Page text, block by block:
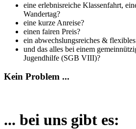
eine erlebnisreiche Klassenfahrt,
Wandertag?
eine kurze Anreise?
einen fairen Preis?
ein abwechslungsreiches &
und das alles bei einem
Jugendhilfe (SGB VIII)?
Kein Problem ...
... bei uns gibt es: